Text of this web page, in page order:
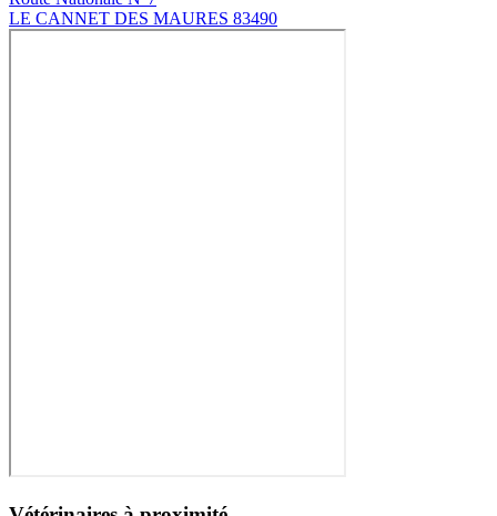
LE CANNET DES MAURES 83490